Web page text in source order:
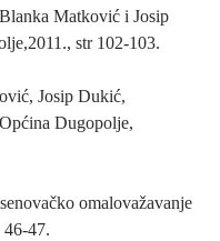
Matković i Josip
str 102-103.
Josip Dukić,
Dugopolje,
omalovažavanje
47.